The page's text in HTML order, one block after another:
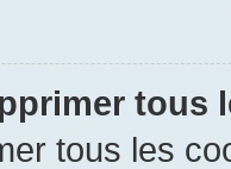
tous
tous les